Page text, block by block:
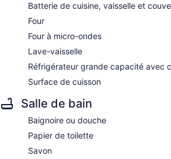
Batterie de cuisine, vaisselle et
Four
Four à micro-ondes
Lave-vaisselle
Réfrigérateur grande capacité avec
Surface de cuisson
Salle de bain
Baignoire ou douche
Papier de toilette
Savon